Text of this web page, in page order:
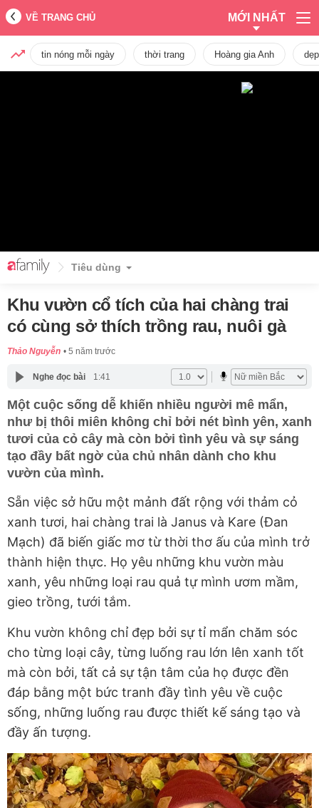
VỀ TRANG CHỦ MỚI NHẤT
tin nóng mỗi ngày thời trang Hoàng gia Anh dẹp
Tiêu dùng
Khu vườn cổ tích của hai chàng trai
có cùng sở thích trồng rau, nuôi gà
Thảo Nguyễn 5 năm trước
Nghe đọc bài 1:41
Một cuộc sống dễ khiến nhiều người mê mẩn,
như bị thôi miên không chỉ bởi nét bình yên, xanh
tươi của cỏ cây mà còn bởi tình yêu và sự sáng
tạo đầy bất ngờ của chủ nhân dành cho khu
vườn của mình.
Sẵn việc sở hữu một mảnh đất rộng với thảm cỏ
xanh tươi, hai chàng trai là Janus và Kare (Đan
Mạch) đã biến giấc mơ từ thời thơ ấu của mình trở
thành hiện thực. Họ yêu những khu vườn màu
xanh, yêu những loại rau quả tự mình ươm mầm,
gieo trồng, tưới tắm.
Khu vườn không chỉ đẹp bởi sự tỉ mẩn chăm sóc
cho từng loại cây, từng luống rau lớn lên xanh tốt
mà còn bởi, tất cả sự tận tâm của họ được đền
đáp bằng một bức tranh đầy tình yêu về cuộc
sống, những luống rau được thiết kế sáng tạo và
đầy ấn tượng.